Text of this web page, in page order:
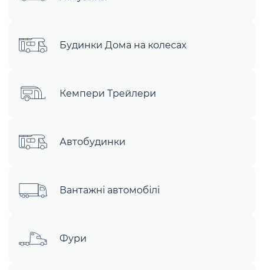
Будинки Дома на колесах
Кемпери Трейлери
Автобудинки
Вантажні автомобілі
Фури